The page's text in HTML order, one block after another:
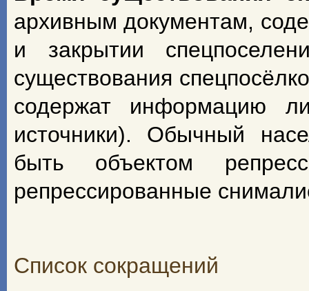
архивным документам,
и закрытии
существования
содержат информацию
источники). Обычный
быть объектом
репрессированные
Список сокращений